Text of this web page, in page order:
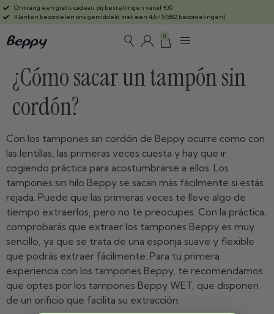
Ontvang een gratis cadeau bij bestellingen vanaf €30
Klanten beoordelen ons gemiddeld met een 4,6 / 5 (882 beoordelingen)
0
¿Cómo sacar un tampón sin
cordón?
Con los tampones sin cordón de Beppy ocurre como con
las lentillas, las primeras veces cuesta y hay que ir
cogiendo práctica para acostumbrarse a ellos. Los
tampones sin hilo Beppy se sacan más fácilmente si estás
rejada. Puede que las primeras veces te lleve algo de
tiempo extraerlos, pero no te preocupes. Con la práctica,
comprobarás que extraer los tampones Beppy es muy
sencillo, ya que se trata de una esponja suave y flexible
que podrás extraer fácilmente. Para tu primera
experiencia con los tampones Beppy, te recomendamos
que optes por los tampones Beppy WET, que disponen
de un orificio que facilita su extracción.